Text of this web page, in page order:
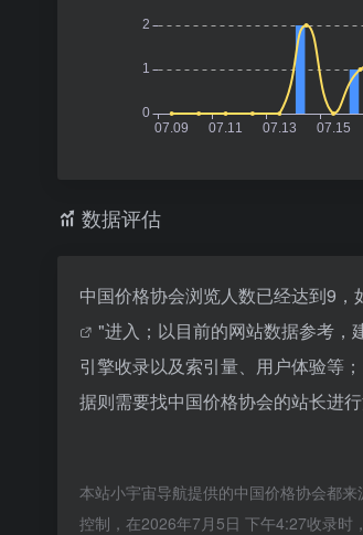
数据评估
中国价格协会浏览人数已经达到9
"进入；以目前的网站数据参考，
引擎收录以及索引量、用户体验等
据则需要找中国价格协会的站长进
本站小宇宙导航提供的中国价格协会都
控制，在2026年7月5日 下午4:27收录时